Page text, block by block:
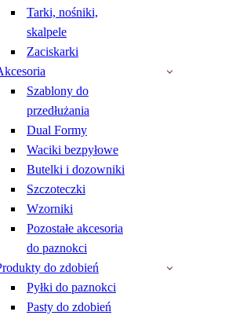
Tarki, nośniki,
skalpele
Zaciskarki
Szablony do
przedłużania
Dual Formy
Waciki bezpyłowe
Butelki i dozowniki
Szczoteczki
Wzorniki
Pozostałe akcesoria
do paznokci
do zdobień
Pyłki do paznokci
Pasty do zdobień